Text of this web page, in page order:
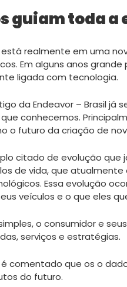
guiam toda
realmente em uma
Em alguns anos
ligada com tecnologia.
da Endeavor – Brasil já
conhecemos.
o futuro da criação de
citado de evolução que
de vida, que
Essa evolução
veículos e o que eles
o consumidor e
serviços e estratégias.
comentado que os o
do futuro.